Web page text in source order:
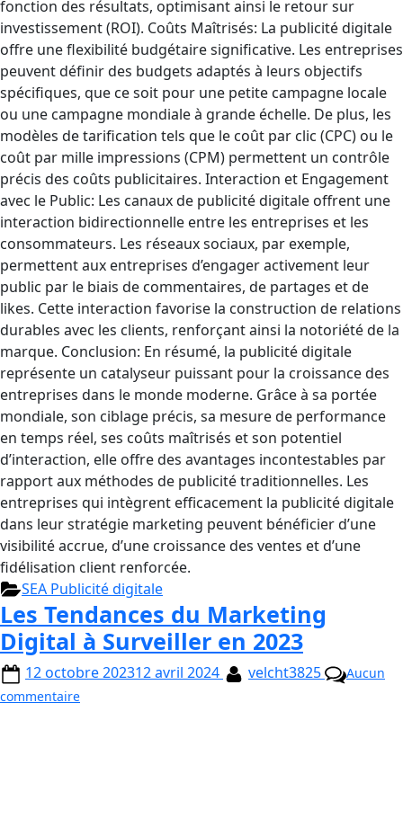
fonction des résultats, optimisant ainsi le retour sur
investissement (ROI). Coûts Maîtrisés: La publicité digitale
offre une flexibilité budgétaire significative. Les entreprises
peuvent définir des budgets adaptés à leurs objectifs
spécifiques, que ce soit pour une petite campagne locale
ou une campagne mondiale à grande échelle. De plus, les
modèles de tarification tels que le coût par clic (CPC) ou le
coût par mille impressions (CPM) permettent un contrôle
précis des coûts publicitaires. Interaction et Engagement
avec le Public: Les canaux de publicité digitale offrent une
interaction bidirectionnelle entre les entreprises et les
consommateurs. Les réseaux sociaux, par exemple,
permettent aux entreprises d’engager activement leur
public par le biais de commentaires, de partages et de
likes. Cette interaction favorise la construction de relations
durables avec les clients, renforçant ainsi la notoriété de la
marque. Conclusion: En résumé, la publicité digitale
représente un catalyseur puissant pour la croissance des
entreprises dans le monde moderne. Grâce à sa portée
mondiale, son ciblage précis, sa mesure de performance
en temps réel, ses coûts maîtrisés et son potentiel
d’interaction, elle offre des avantages incontestables par
rapport aux méthodes de publicité traditionnelles. Les
entreprises qui intègrent efficacement la publicité digitale
dans leur stratégie marketing peuvent bénéficier d’une
visibilité accrue, d’une croissance des ventes et d’une
fidélisation client renforcée.
SEA Publicité digitale
Les Tendances du Marketing
Digital à Surveiller en 2023
12 octobre 202312 avril 2024 velcht3825
Aucun
commentaire